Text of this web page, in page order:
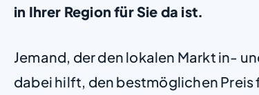
in Ihrer Region für Sie da ist.
Jemand, der den lokalen Markt in-
dabei hilft, den bestmöglichen Preis